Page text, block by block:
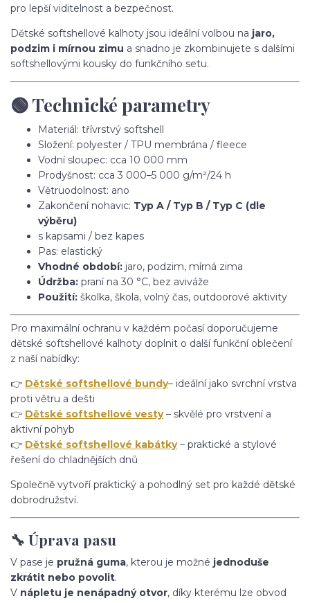
pro lepší viditelnost a bezpečnost.
Dětské softshellové kalhoty jsou ideální volbou na jaro,
podzim i mírnou zimu a snadno je zkombinujete s dalšími
softshellovými kousky do funkčního setu.
🟢 Technické parametry
Materiál: třívrstvý softshell
Složení: polyester / TPU membrána / fleece
Vodní sloupec: cca 10 000 mm
Prodyšnost: cca 3 000–5 000 g/m²/24 h
Větruodolnost: ano
Zakončení nohavic: Typ A / Typ B / Typ C (dle
výběru)
s kapsami / bez kapes
Pas: elastický
Vhodné období: jaro, podzim, mírná zima
Údržba: praní na 30 °C, bez aviváže
Použití: školka, škola, volný čas, outdoorové aktivity
Pro maximální ochranu v každém počasí doporučujeme
dětské softshellové kalhoty doplnit o další funkční oblečení
z naší nabídky:
👉 Dětské softshellové bundy– ideální jako svrchní vrstva
proti větru a dešti
👉 Dětské softshellové vesty– skvělé pro vrstvení a
aktivní pohyb
👉 Dětské softshellové kabátky– praktické a stylové
řešení do chladnějších dnů
Společně vytvoří praktický a pohodlný set pro každé dětské
dobrodružství.
🔧 Úprava pasu
V pase je pružná guma, kterou je možné jednoduše
zkrátit nebo povolit.
V nápletu je nenápadný otvor, díky kterému lze obvod